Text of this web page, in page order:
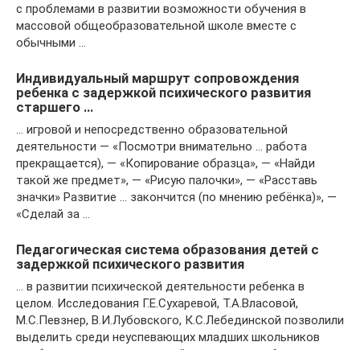
с проблемами в развитии возможности обучения в
массовой общеобразовательной школе вместе с
обычными …
Индивидуальный маршрут сопровождения
ребенка с задержкой психического развития
старшего …
… игровой и непосредственно образовательной
деятельности — «Посмотри внимательно … работа
прекращается), — «Копирование образца», — «Найди
такой же предмет», — «Рисую палочки», — «Расставь
значки» Развитие … закончится (по мнению ребёнка)», —
«Сделай за …
Педагогическая система образования детей с
задержкой психического развития
… в развитии психической деятельности ребенка в
целом. Исследования Г.Е.Сухаревой, Т.А.Власовой,
М.С.Певзнер, В.И.Лубовского, К.С.Лебединской позволили
выделить среди неуспевающих младших школьников